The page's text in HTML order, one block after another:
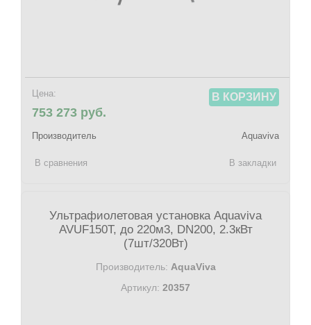
Цена:
753 273 руб.
В КОРЗИНУ
Производитель Aquaviva
В сравнения В закладки
Ультрафиолетовая установка Aquaviva
AVUF150T, до 220м3, DN200, 2.3кВт
(7шт/320Вт)
Производитель: AquaViva
Артикул: 20357